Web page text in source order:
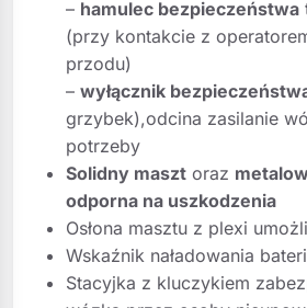
– hamulec bezpieczeństwa
(przy kontakcie z
przodu)
– wyłącznik
grzybek),odcina zasilanie
potrzeby
Solidny maszt oraz
odporna na uszkodzenia
Osłona masztu z plexi
Wskaźnik naładowania
Stacyjka z kluczykiem